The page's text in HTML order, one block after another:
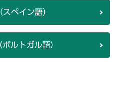
ペイン語）
ルトガル語）